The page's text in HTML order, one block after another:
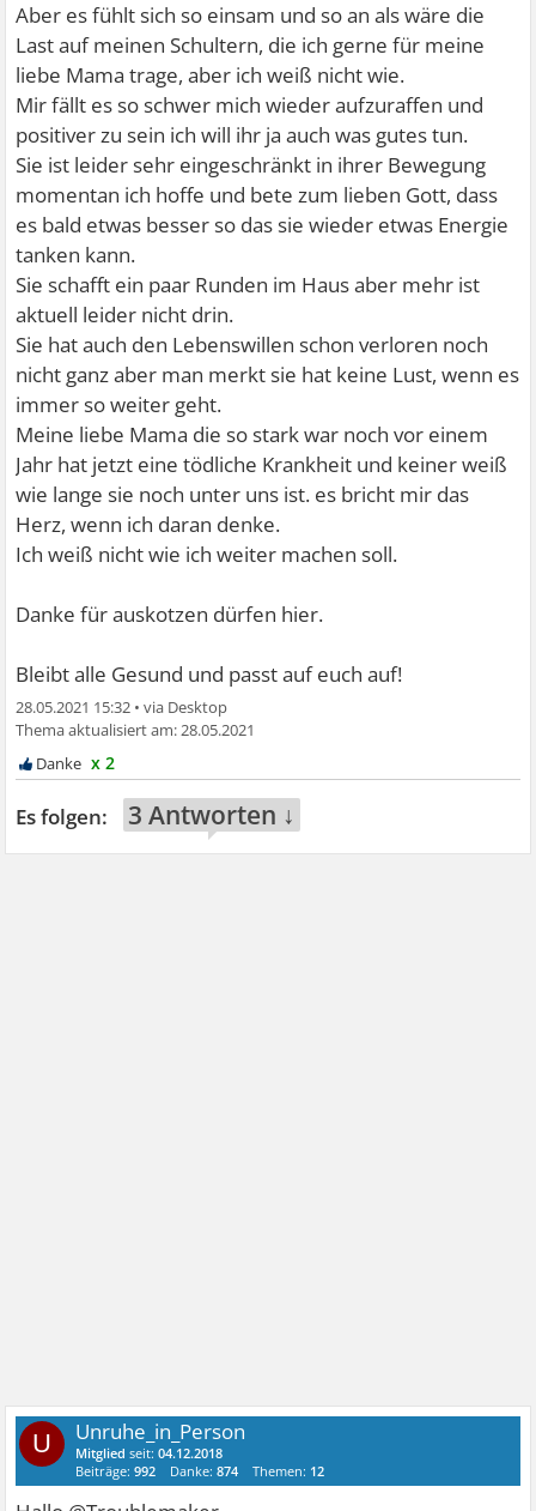
Aber es fühlt sich so einsam und so an als wäre die
Last auf meinen Schultern, die ich gerne für meine
liebe Mama trage, aber ich weiß nicht wie.
Mir fällt es so schwer mich wieder aufzuraffen und
positiver zu sein ich will ihr ja auch was gutes tun.
Sie ist leider sehr eingeschränkt in ihrer Bewegung
momentan ich hoffe und bete zum lieben Gott, dass
es bald etwas besser so das sie wieder etwas Energie
tanken kann.
Sie schafft ein paar Runden im Haus aber mehr ist
aktuell leider nicht drin.
Sie hat auch den Lebenswillen schon verloren noch
nicht ganz aber man merkt sie hat keine Lust, wenn es
immer so weiter geht.
Meine liebe Mama die so stark war noch vor einem
Jahr hat jetzt eine tödliche Krankheit und keiner weiß
wie lange sie noch unter uns ist. es bricht mir das
Herz, wenn ich daran denke.
Ich weiß nicht wie ich weiter machen soll.
Danke für auskotzen dürfen hier.
Bleibt alle Gesund und passt auf euch auf!
28.05.2021 15:32 •
28.05.2021
x 2
3 Antworten ↓
U Unruhe_in_Person
Mitglied seit:04.12.2018
Beiträge:992 Danke:874 Themen: 12